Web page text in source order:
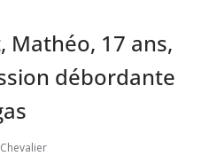
Mathéo, 17 ans,
débordante